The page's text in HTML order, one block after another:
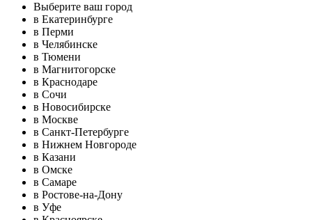
Выберите ваш город
в Екатеринбурге
в Перми
в Челябинске
в Тюмени
в Магнитогорске
в Краснодаре
в Сочи
в Новосибирске
в Москве
в Санкт-Петербурге
в Нижнем Новгороде
в Казани
в Омске
в Самаре
в Ростове-на-Дону
в Уфе